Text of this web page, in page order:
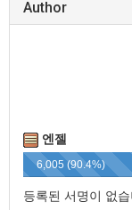
Author
엔젤
6,005 (90.4%)
등록된 서명이 없습